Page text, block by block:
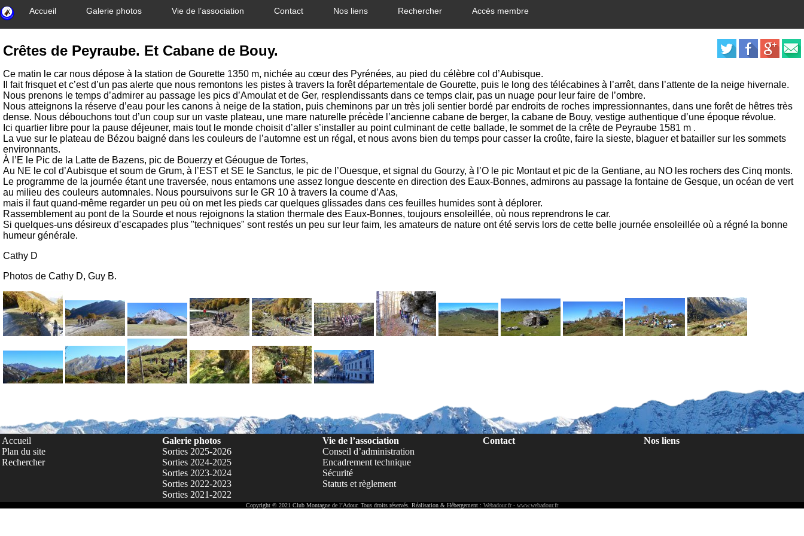
Accueil Galerie photos Vie de l’association Contact Nos liens Rechercher Accès membre
Crêtes de Peyraube. Et Cabane de Bouy.
Ce matin le car nous dépose à la station de Gourette 1350 m, nichée au cœur des Pyrénées, au pied du célèbre col d’Aubisque.
Il fait frisquet et c’est d’un pas alerte que nous remontons les pistes à travers la forêt départementale de Gourette, puis le long des télécabines à l’arrêt, dans l’attente de la neige hivernale.
Nous prenons le temps d’admirer au passage les pics d’Amoulat et de Ger, resplendissants dans ce temps clair, pas un nuage pour leur faire de l’ombre.
Nous atteignons la réserve d’eau pour les canons à neige de la station, puis cheminons par un très joli sentier bordé par endroits de roches impressionnantes, dans une forêt de hêtres très
dense. Nous débouchons tout d’un coup sur un vaste plateau, une mare naturelle précède l’ancienne cabane de berger, la cabane de Bouy, vestige authentique d’une époque révolue.
Ici quartier libre pour la pause déjeuner, mais tout le monde choisit d’aller s’installer au point culminant de cette ballade, le sommet de la crête de Peyraube 1581 m .
La vue sur le plateau de Bézou baigné dans les couleurs de l’automne est un régal, et nous avons bien du temps pour casser la croûte, faire la sieste, blaguer et batailler sur les sommets
environnants.
À l’E le Pic de la Latte de Bazens, pic de Bouerzy et Géougue de Tortes,
Au NE le col d’Aubisque et soum de Grum, à l’EST et SE le Sanctus, le pic de l’Ouesque, et signal du Gourzy, à l’O le pic Montaut et pic de la Gentiane, au NO les rochers des Cinq monts.
Le programme de la journée étant une traversée, nous entamons une assez longue descente en direction des Eaux-Bonnes, admirons au passage la fontaine de Gesque, un océan de vert
au milieu des couleurs automnales. Nous poursuivons sur le GR 10 à travers la coume d’Aas,
mais il faut quand-même regarder un peu où on met les pieds car quelques glissades dans ces feuilles humides sont à déplorer.
Rassemblement au pont de la Sourde et nous rejoignons la station thermale des Eaux-Bonnes, toujours ensoleillée, où nous reprendrons le car.
Si quelques-uns désireux d’escapades plus "techniques" sont restés un peu sur leur faim, les amateurs de nature ont été servis lors de cette belle journée ensoleillée où a régné la bonne
humeur générale.
Cathy D
Photos de Cathy D, Guy B.
Accueil
Plan du site
Rechercher
Galerie photos
Sorties 2025-2026
Sorties 2024-2025
Sorties 2023-2024
Sorties 2022-2023
Sorties 2021-2022
Vie de l’association
Conseil d’administration
Encadrement technique
Sécurité
Statuts et règlement
Contact Nos liens
Copyright © 2021 Club Montagne de l’Adour. Tous droits réservés. Réalisation & Hébergement : Webadour.fr - www.webadour.fr